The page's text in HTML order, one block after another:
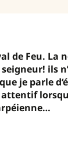
de Feu. La
ils
je parle